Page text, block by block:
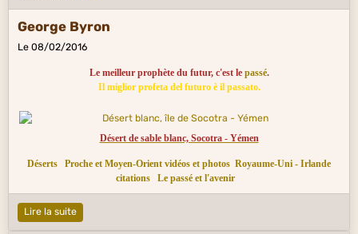
George Byron
Le 08/02/2016
Le meilleur prophète du futur, c'est le passé.
Il miglior profeta del futuro è il passato.
Désert de sable blanc, Socotra - Yémen
Déserts Proche et Moyen-Orient vidéos et photos Royaume-Uni - Irlande
citations
Le passé et l'avenir
Lire la suite